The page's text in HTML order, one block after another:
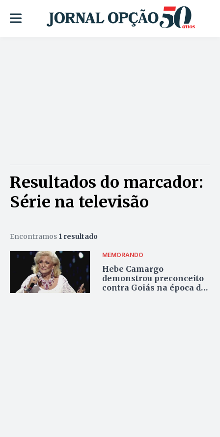
Resultados do marcador:
Série na televisão
Encontramos 1 resultado
MEMORANDO
Hebe Camargo
demonstrou preconceito
contra Goiás na época do